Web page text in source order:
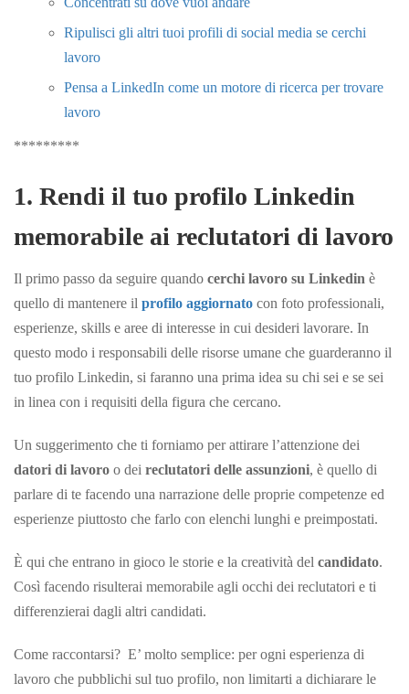
Ripulisci gli altri tuoi profili di social media se cerchi
lavoro
Pensa a LinkedIn come un motore di ricerca per trovare
lavoro
*********
1. Rendi il tuo profilo Linkedin
memorabile ai reclutatori di lavoro
Il primo passo da seguire quando cerchi lavoro su Linkedin è
quello di mantenere il profilo aggiornato con foto professionali,
esperienze, skills e aree di interesse in cui desideri lavorare. In
questo modo i responsabili delle risorse umane che guarderanno il
tuo profilo Linkedin, si faranno una prima idea su chi sei e se sei
in linea con i requisiti della figura che cercano.
Un suggerimento che ti forniamo per attirare l’attenzione dei
datori di lavoro o dei reclutatori delle assunzioni, è quello di
parlare di te facendo una narrazione delle proprie competenze ed
esperienze piuttosto che farlo con elenchi lunghi e preimpostati.
È qui che entrano in gioco le storie e la creatività del candidato.
Così facendo risulterai memorabile agli occhi dei reclutatori e ti
differenzierai dagli altri candidati.
Come raccontarsi? E’ molto semplice: per ogni esperienza di
lavoro che pubblichi sul tuo profilo, non limitarti a dichiarare le